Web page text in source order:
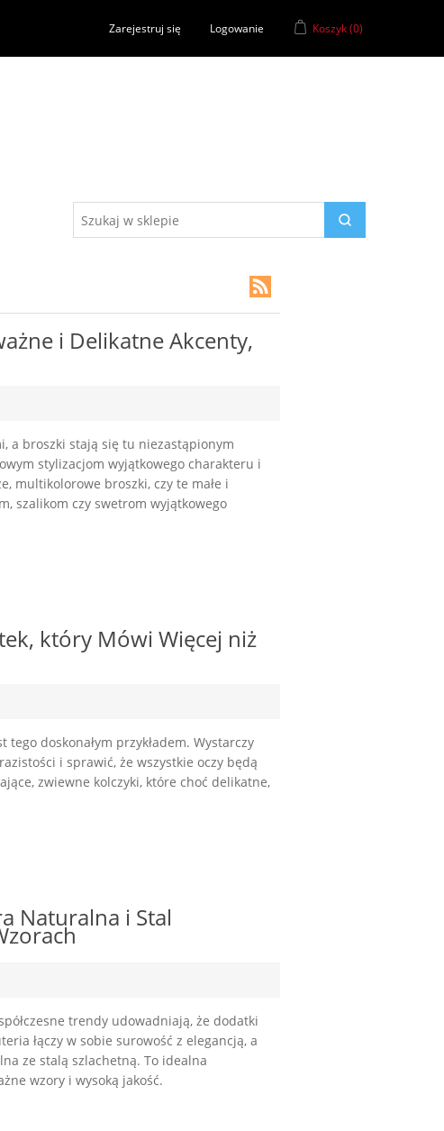
Zarejestruj się Logowanie Koszyk(0)
i Delikatne Akcenty,
a broszki stają się tu niezastąpionym
stylizacjom wyjątkowego charakteru i
multikolorowe broszki, czy te małe i
szalikom czy swetrom wyjątkowego
który Mówi Więcej niż
doskonałym przykładem. Wystarczy
i sprawić, że wszystkie oczy będą
zwiewne kolczyki, które choć delikatne,
Naturalna i Stal
trendy udowadniają, że dodatki
łączy w sobie surowość z elegancją, a
ze stalą szlachetną. To idealna
wzory i wysoką jakość.